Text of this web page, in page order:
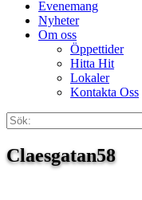
Evenemang
Nyheter
Om oss
Öppettider
Hitta Hit
Lokaler
Kontakta Oss
Sök:
Claesgatan58